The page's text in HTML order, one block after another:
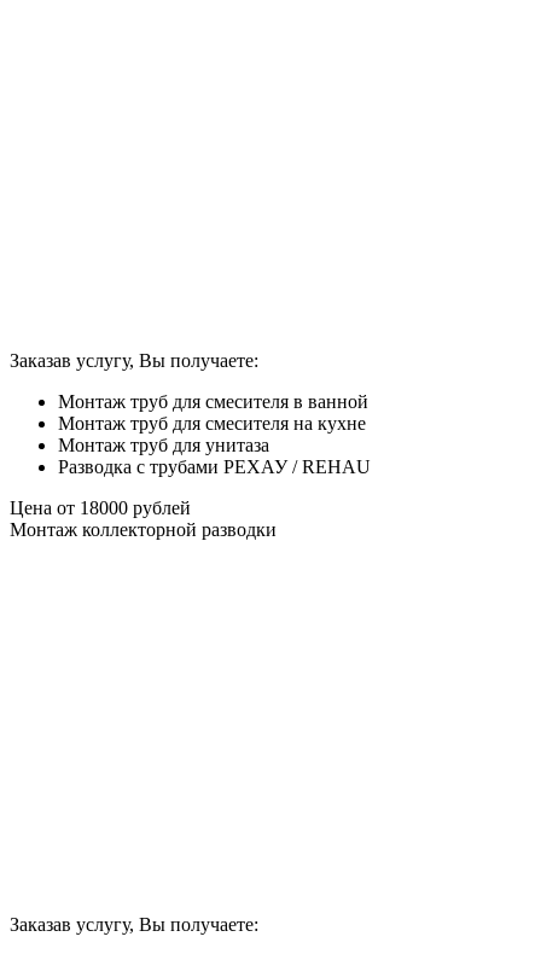
Заказав услугу, Вы получаете:
Монтаж труб для смесителя в ванной
Монтаж труб для смесителя на кухне
Монтаж труб для унитаза
Разводка с трубами РЕХАУ / REHAU
Цена от 18000 рублей
Монтаж коллекторной разводки
Заказав услугу, Вы получаете: